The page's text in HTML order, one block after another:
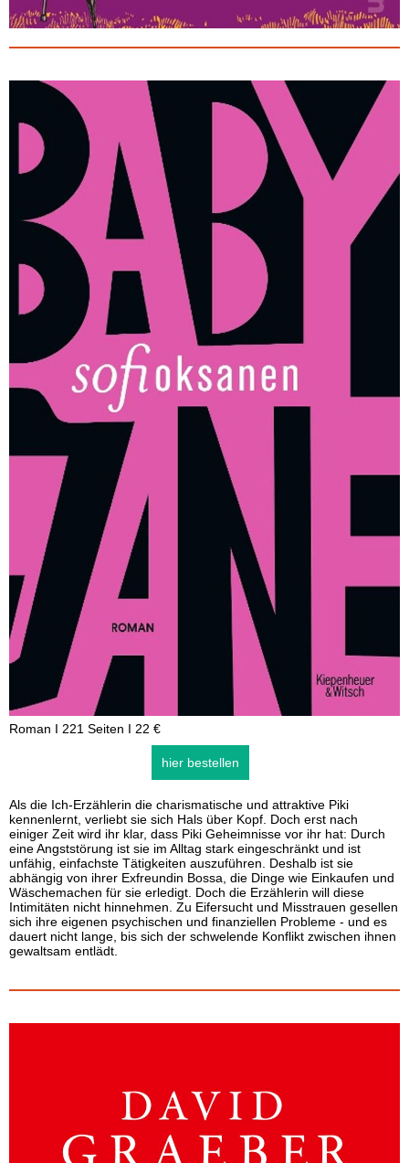
Roman I 221 Seiten I 22 €
hier bestellen
Als die Ich-Erzählerin die charismatische und attraktive Piki
kennenlernt, verliebt sie sich Hals über Kopf. Doch erst nach
einiger Zeit wird ihr klar, dass Piki Geheimnisse vor ihr hat: Durch
eine Angststörung ist sie im Alltag stark eingeschränkt und ist
unfähig, einfachste Tätigkeiten auszuführen. Deshalb ist sie
abhängig von ihrer Exfreundin Bossa, die Dinge wie Einkaufen und
Wäschemachen für sie erledigt. Doch die Erzählerin will diese
Intimitäten nicht hinnehmen. Zu Eifersucht und Misstrauen gesellen
sich ihre eigenen psychischen und finanziellen Probleme - und es
dauert nicht lange, bis sich der schwelende Konflikt zwischen ihnen
gewaltsam entlädt.